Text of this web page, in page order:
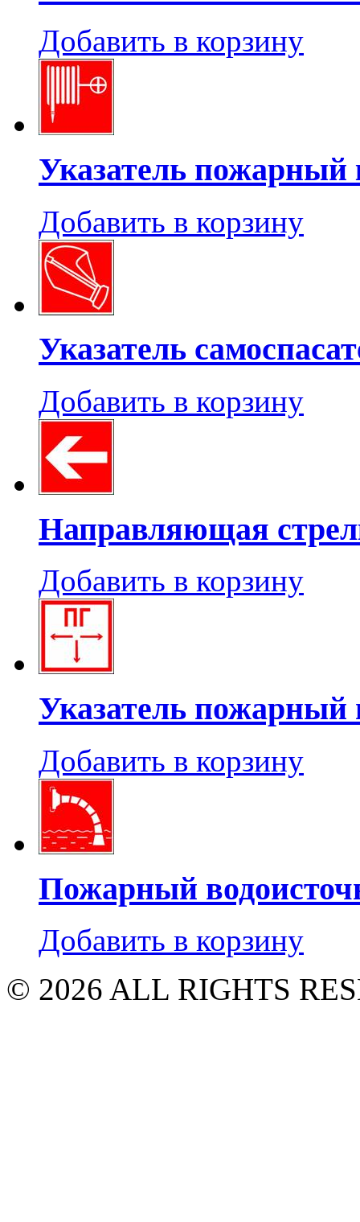
Добавить в корзину
Указатель пожарный
Добавить в корзину
Указатель
Добавить в корзину
Направляющая
Добавить в корзину
Указатель пожарный
Добавить в корзину
Пожарный
Добавить в корзину
© 2026 ALL RIGHTS